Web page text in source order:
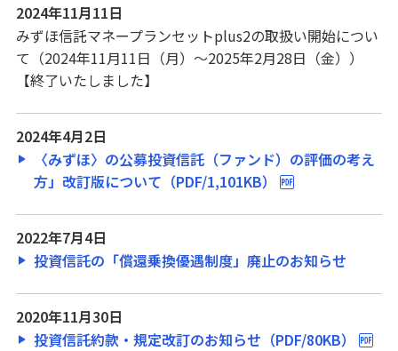
2024年11月11日
みずほ信託マネープランセットplus2の取扱い開始につい
て（2024年11月11日（月）～2025年2月28日（金））
【終了いたしました】
2024年4月2日
〈みずほ〉の公募投資信託（ファンド）の評価の考え
方」改訂版について（PDF/1,101KB）
2022年7月4日
投資信託の「償還乗換優遇制度」廃止のお知らせ
2020年11月30日
投資信託約款・規定改訂のお知らせ（PDF/80KB）